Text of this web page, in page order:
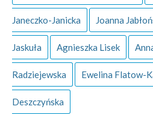
Janeczko-Janicka Joanna
Jaskuła Agnieszka Lisek
Radziejewska Ewelina Flatow-
Deszczyńska